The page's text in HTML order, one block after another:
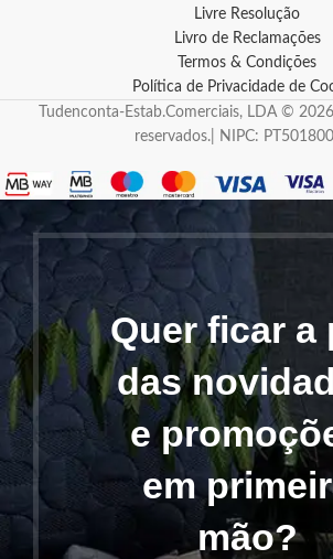
Livre Resolução
Livro de Reclamações
Termos & Condições
Política de Privacidade de
Tudenconta-Estab.Comerciais, LDA ©
reservados.| NIPC:
Quer ficar a
das
e
em
mão?